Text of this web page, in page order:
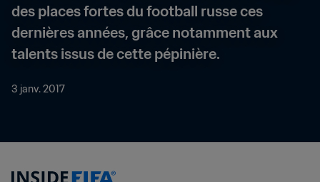
des places fortes du football russe ces
dernières années, grâce notamment aux
talents issus de cette pépinière.
3 janv. 2017